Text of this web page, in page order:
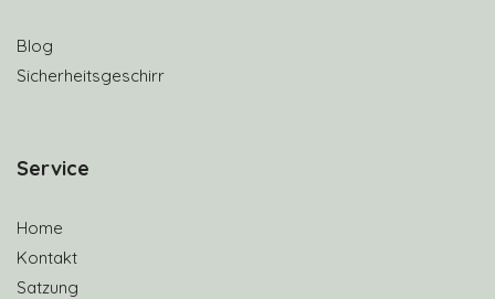
Blog
Sicherheitsgeschirr
Service
Home
Kontakt
Satzung